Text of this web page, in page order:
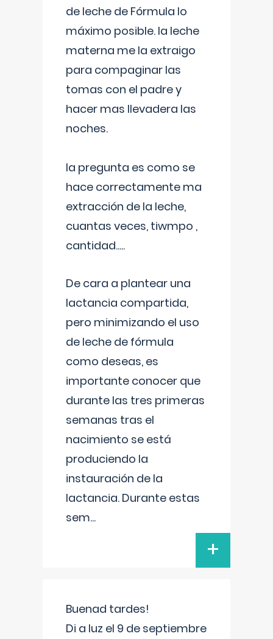
de leche de Fórmula lo
máximo posible. la leche
materna me la extraigo
para compaginar las
tomas con el padre y
hacer mas llevadera las
noches.
la pregunta es como se
hace correctamente ma
extracción de la leche,
cuantas veces, tiwmpo ,
cantidad.....
De cara a plantear una
lactancia compartida,
pero minimizando el uso
de leche de fórmula
como deseas, es
importante conocer que
durante las tres primeras
semanas tras el
nacimiento se está
produciendo la
instauración de la
lactancia. Durante estas
sem...
+
Buenad tardes!
Di a luz el 9 de septiembre